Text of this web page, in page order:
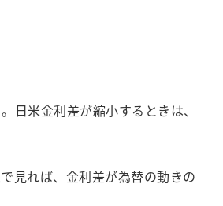
米金利差が縮小するときは、
見れば、金利差が為替の動きの